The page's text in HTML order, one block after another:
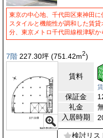
東京の中心地、千代田区東神田
スタイルと機能性が調和した賃
分、東京メトロ千代田線根津駅
7階 227.30坪 (751.42m2)
賃料
保証金
礼金
入居時期
検討リス